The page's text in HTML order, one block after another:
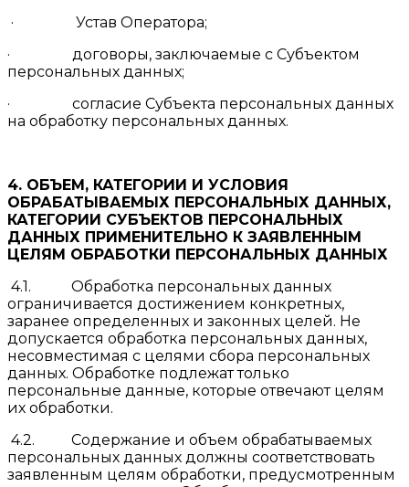
· Устав Оператора;
· договоры, заключаемые с Субъектом
персональных данных;
· согласие Субъекта персональных данных
на обработку персональных данных.
4. ОБЪЕМ, КАТЕГОРИИ И УСЛОВИЯ
ОБРАБАТЫВАЕМЫХ ПЕРСОНАЛЬНЫХ ДАННЫХ,
КАТЕГОРИИ СУБЪЕКТОВ ПЕРСОНАЛЬНЫХ
ДАННЫХ ПРИМЕНИТЕЛЬНО К ЗАЯВЛЕННЫМ
ЦЕЛЯМ ОБРАБОТКИ ПЕРСОНАЛЬНЫХ ДАННЫХ
4.1. Обработка персональных данных
ограничивается достижением конкретных,
заранее определенных и законных целей. Не
допускается обработка персональных данных,
несовместимая с целями сбора персональных
данных. Обработке подлежат только
персональные данные, которые отвечают целям
их обработки.
4.2. Содержание и объем обрабатываемых
персональных данных должны соответствовать
заявленным целям обработки, предусмотренным